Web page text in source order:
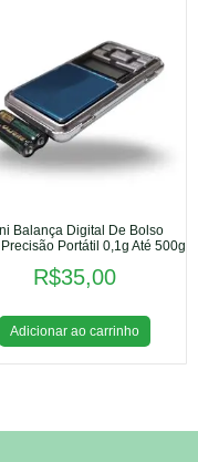
Balança Digital De Bolso
Precisão Portátil 0,1g Até 500g
R$35,00
Adicionar ao carrinho